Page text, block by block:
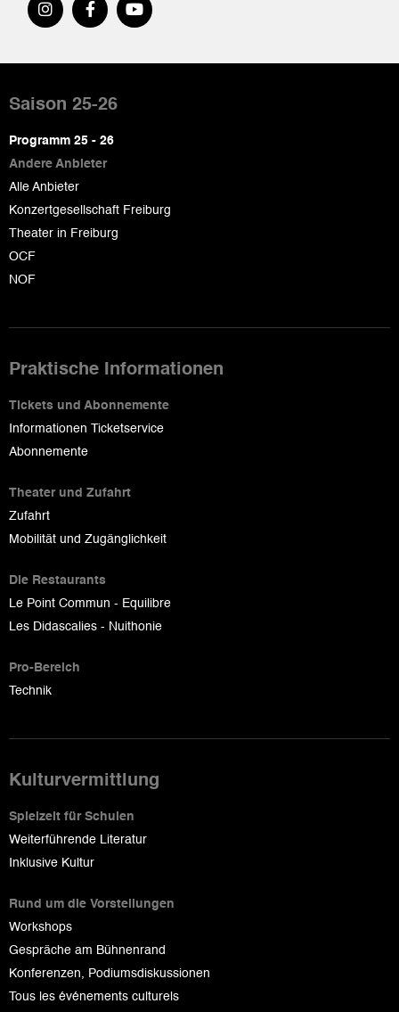
de
page
Saison 25-26
Programm 25 - 26
Andere Anbieter
Alle Anbieter
Konzertgesellschaft Freiburg
Theater in Freiburg
OCF
NOF
Praktische Informationen
Tickets und Abonnemente
Informationen Ticketservice
Abonnemente
Theater und Zufahrt
Zufahrt
Mobilität und Zugänglichkeit
Die Restaurants
Le Point Commun - Equilibre
Les Didascalies - Nuithonie
Pro-Bereich
Technik
Kulturvermittlung
Spielzeit für Schulen
Weiterführende Literatur
Inklusive Kultur
Rund um die Vorstellungen
Workshops
Gespräche am Bühnenrand
Konferenzen, Podiumsdiskussionen
Tous les événements culturels